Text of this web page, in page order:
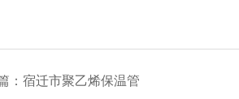
：宿迁市聚乙烯保温管